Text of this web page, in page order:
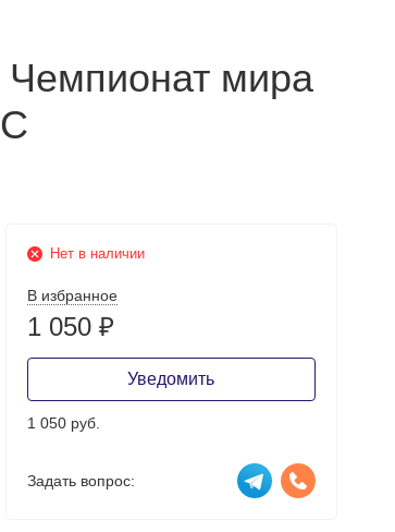
мира
Нет в наличии
В избранное
1 050 ₽
Уведомить
1 050 руб.
Задать вопрос: